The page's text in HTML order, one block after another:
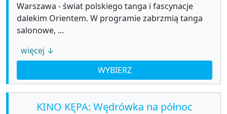
Warszawa - świat polskiego tanga i fascynacje
dalekim Orientem. W programie zabrzmią tanga
salonowe, ...
więcej ↓
WYBIERZ
KINO KĘPA: Wędrówka na północ